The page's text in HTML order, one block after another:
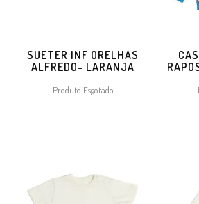
SUETER INF ORELHAS
ALFREDO- LARANJA
Produto Esgotado